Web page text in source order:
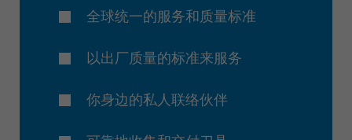
全球统一的服务和质量标准
以出厂质量的标准来服务
你身边的私人联络伙伴